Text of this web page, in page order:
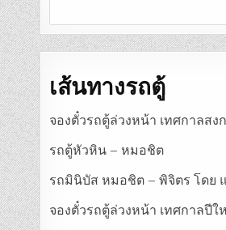
เส้นทางรถตู้
จองตั๋วรถตู้ล่วงหน้า เทศกาลสง
รถตู้หัวหิน – หมอชิต
รถมินิบัส หมอชิต – พิจิตร โดย
จองตั๋วรถตู้ล่วงหน้า เทศกาลปีใ